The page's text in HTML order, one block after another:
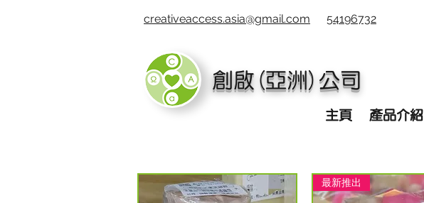
creativeaccess.asia@gmail.com 54196732
創啟(亞洲)公司
主頁 產品介紹
最新推出